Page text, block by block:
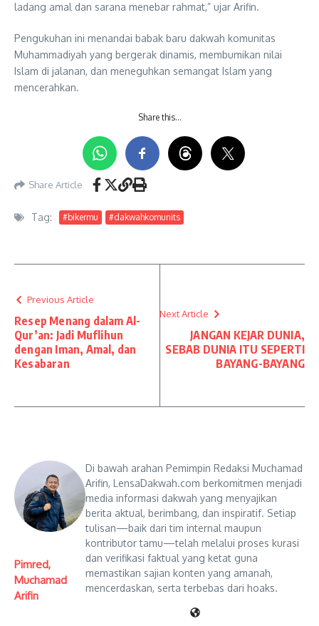
ladang amal dan sarana menebar rahmat,” ujar Arifin.
Pengukuhan ini menandai babak baru dakwah komunitas
Muhammadiyah yang bergerak dinamis, membumikan nilai
Islam di jalanan, dan meneguhkan semangat Islam yang
mencerahkan.
Share this…
Share Article
Tag: #bikermu #dakwahkomunits
Previous Article
Resep Menang dalam Al-
Qur’an: Jadi Muflihun
dengan Iman, Amal, dan
Kesabaran
Next Article
JANGAN KEJAR DUNIA,
SEBAB DUNIA ITU SEPERTI
BAYANG-BAYANG
Pimred,
Muchamad
Arifin
Di bawah arahan Pemimpin Redaksi Muchamad
Arifin, LensaDakwah.com berkomitmen menjadi
media informasi dakwah yang menyajikan
berita aktual, berimbang, dan inspiratif. Setiap
tulisan—baik dari tim internal maupun
kontributor tamu—telah melalui proses kurasi
dan verifikasi faktual yang ketat guna
memastikan sajian konten yang amanah,
mencerdaskan, serta terbebas dari hoaks.